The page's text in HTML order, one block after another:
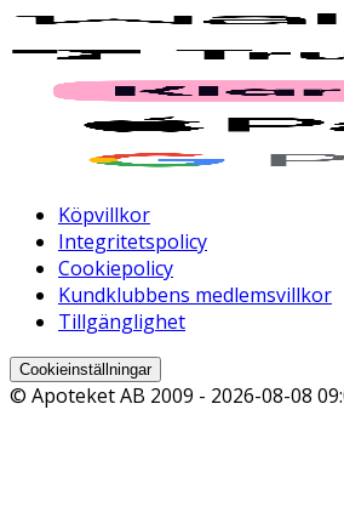
Köpvillkor
Integritetspolicy
Cookiepolicy
Kundklubbens medlemsvillkor
Tillgänglighet
Cookieinställningar
© Apoteket AB 2009 - 2026-08-08